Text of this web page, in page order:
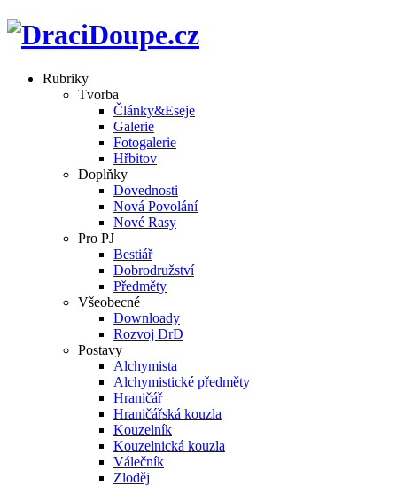
Rubriky
Tvorba
Články&Eseje
Galerie
Fotogalerie
Hřbitov
Doplňky
Dovednosti
Nová Povolání
Nové Rasy
Pro PJ
Bestiář
Dobrodružství
Předměty
Všeobecné
Downloady
Rozvoj DrD
Postavy
Alchymista
Alchymistické předměty
Hraničář
Hraničářská kouzla
Kouzelník
Kouzelnická kouzla
Válečník
Zloděj